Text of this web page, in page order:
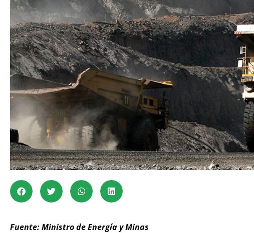
Fuente: Ministro de Energía y Minas